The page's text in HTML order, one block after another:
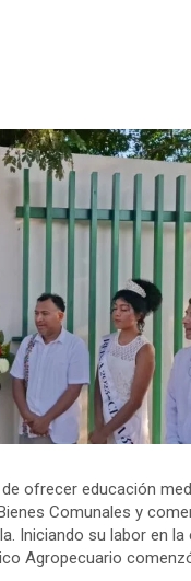
ofrecer educación
Comunales y
Iniciando su labor en la
Agropecuario